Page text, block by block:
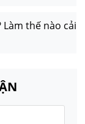
Làm thế nào cải